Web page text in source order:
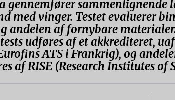
gennemfører sammenlignende
med vinger. Testet evaluerer
andelen af fornybare
udføres af et akkrediteret,
ATS i Frankrig), og
af RISE (Research Institutes of